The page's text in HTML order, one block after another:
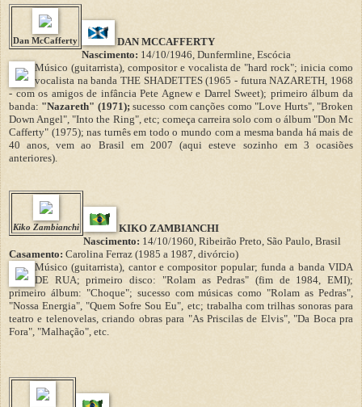
Dan McCafferty
DAN MCCAFFERTY
Nascimento: 14/10/1946, Dunfermline, Escócia
Músico (guitarrista), compositor e vocalista de "hard rock"; inicia como
vocalista na banda THE SHADETTES (1965 - futura NAZARETH, 1968
- com os amigos de infância Pete Agnew e Darrel Sweet); primeiro álbum da
banda: "Nazareth" (1971); sucesso com canções como "Love Hurts", "Broken
Down Angel", "Into the Ring", etc; começa carreira solo com o álbum "Don Mc
Cafferty" (1975); nas turnês em todo o mundo com a mesma banda há mais de
40 anos, vem ao Brasil em 2007 (aqui esteve sozinho em 3 ocasiões
anteriores).
Kiko Zambianchi
KIKO ZAMBIANCHI
Nascimento: 14/10/1960, Ribeirão Preto, São Paulo, Brasil
Casamento: Carolina Ferraz (1985 a 1987, divórcio)
Músico (guitarrista), cantor e compositor popular; funda a banda VIDA
DE RUA; primeiro disco: "Rolam as Pedras" (fim de 1984, EMI);
primeiro álbum: "Choque"; sucesso com músicas como "Rolam as Pedras",
"Nossa Energia", "Quem Sofre Sou Eu", etc; trabalha com trilhas sonoras para
teatro e telenovelas, criando obras para "As Priscilas de Elvis", "Da Boca pra
Fora", "Malhação", etc.